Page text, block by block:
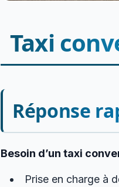
Taxi
Réponse
Besoin d’un taxi
Prise en charge à